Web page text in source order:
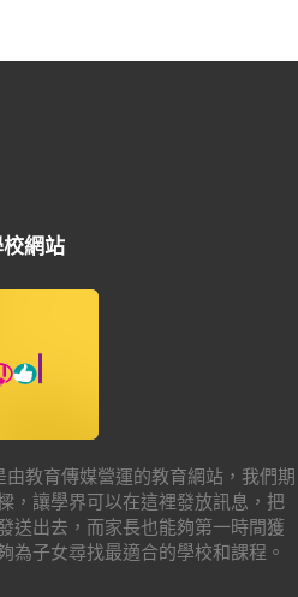
網站
教育傳媒營運的教育網站，我們期
，讓學界可以在這裡發放訊息，把
送出去，而家長也能夠第一時間獲
為子女尋找最適合的學校和課程。